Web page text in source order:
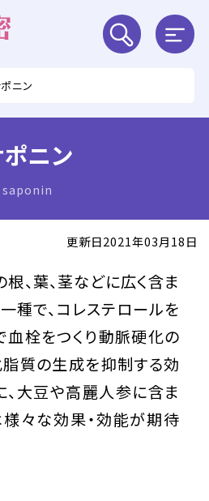
ニン
ニン
saponin
更新日2021年03月18日
、葉、茎などに広く含ま
種で、コレステロールを
血栓をつくり動脈硬化の
質の生成を抑制する効
、大豆や高麗人参に含ま
々な効果・効能が期待